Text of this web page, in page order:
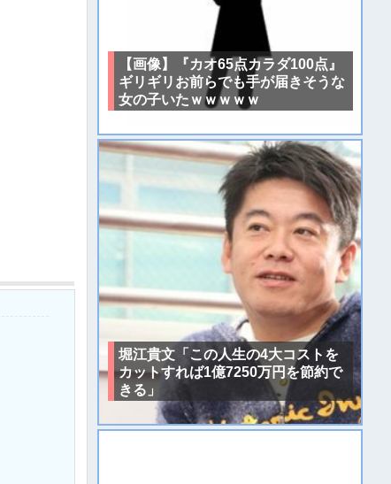
【画像】『カオ65点カラダ100点』
ギリギリお前らでも手が届きそうな
女の子いたｗｗｗｗｗ
堀江貴文「この人生の4大コストを
カットすれば1億7250万円を節約で
きる」